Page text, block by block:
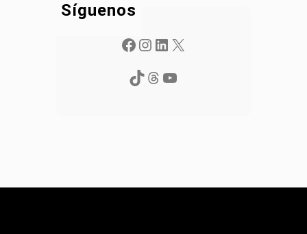
Síguenos
Facebook Instagram LinkedIn X
TikTok Threads YouTube